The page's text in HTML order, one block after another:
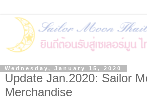
Wednesday, January 15, 2020
Update Jan.2020: Sailor
Merchandise